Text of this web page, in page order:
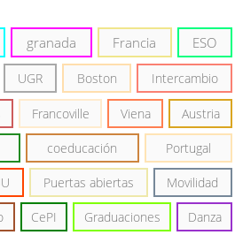
granada Francia ESO
UGR Boston Intercambio
Francoville Viena Austria
coeducación Portugal
Puertas abiertas Movilidad
CePI Graduaciones Danza